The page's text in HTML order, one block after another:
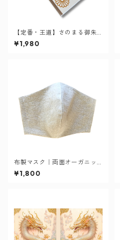
【定番・王道】さのまる御朱
印帳（菊柄）
¥1,980
布製マスク｜両面オーガニッ
クリネン
¥1,800